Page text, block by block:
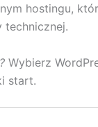
hostingu,
technicznej.
Wybierz
start.